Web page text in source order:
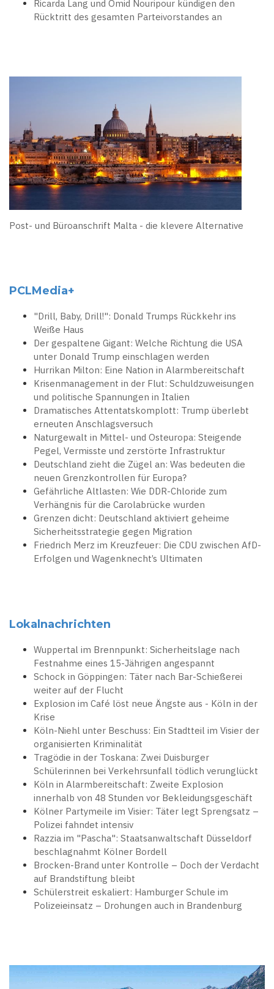
Ricarda Lang und Omid Nouripour kündigen den
Rücktritt des gesamten Parteivorstandes an
Post- und Büroanschrift Malta - die klevere Alternative
PCLMedia+
"Drill, Baby, Drill!": Donald Trumps Rückkehr ins
Weiße Haus
Der gespaltene Gigant: Welche Richtung die USA
unter Donald Trump einschlagen werden
Hurrikan Milton: Eine Nation in Alarmbereitschaft
Krisenmanagement in der Flut: Schuldzuweisungen
und politische Spannungen in Italien
Dramatisches Attentatskomplott: Trump überlebt
erneuten Anschlagsversuch
Naturgewalt in Mittel- und Osteuropa: Steigende
Pegel, Vermisste und zerstörte Infrastruktur
Deutschland zieht die Zügel an: Was bedeuten die
neuen Grenzkontrollen für Europa?
Gefährliche Altlasten: Wie DDR-Chloride zum
Verhängnis für die Carolabrücke wurden
Grenzen dicht: Deutschland aktiviert geheime
Sicherheitsstrategie gegen Migration
Friedrich Merz im Kreuzfeuer: Die CDU zwischen AfD-
Erfolgen und Wagenknecht’s Ultimaten
Lokalnachrichten
Wuppertal im Brennpunkt: Sicherheitslage nach
Festnahme eines 15-Jährigen angespannt
Schock in Göppingen: Täter nach Bar-Schießerei
weiter auf der Flucht
Explosion im Café löst neue Ängste aus - Köln in der
Krise
Köln-Niehl unter Beschuss: Ein Stadtteil im Visier der
organisierten Kriminalität
Tragödie in der Toskana: Zwei Duisburger
Schülerinnen bei Verkehrsunfall tödlich verunglückt
Köln in Alarmbereitschaft: Zweite Explosion
innerhalb von 48 Stunden vor Bekleidungsgeschäft
Kölner Partymeile im Visier: Täter legt Sprengsatz –
Polizei fahndet intensiv
Razzia im "Pascha": Staatsanwaltschaft Düsseldorf
beschlagnahmt Kölner Bordell
Brocken-Brand unter Kontrolle – Doch der Verdacht
auf Brandstiftung bleibt
Schülerstreit eskaliert: Hamburger Schule im
Polizeieinsatz – Drohungen auch in Brandenburg